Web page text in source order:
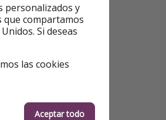
personalizados y
que compartamos
Si deseas
las cookies
Aceptar todo